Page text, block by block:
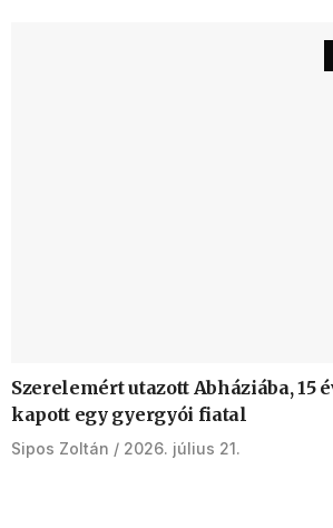
Szerelemért utazott Abháziába, 15
kapott egy gyergyói fiatal
Sipos Zoltán 2026. július 21.